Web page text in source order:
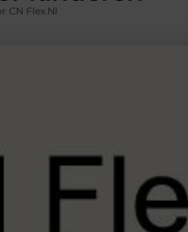
CN Flex.nl